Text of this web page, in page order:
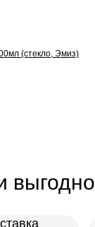
(стекло, Эмиз)
выгодно